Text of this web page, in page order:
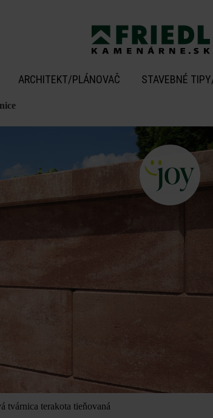
ARCHITEKT/PLÁNOVAČ STAVEBNÉ
tvárnica terakota tieňovaná